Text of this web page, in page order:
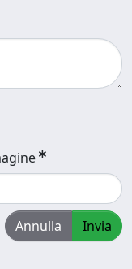
Annulla Invia